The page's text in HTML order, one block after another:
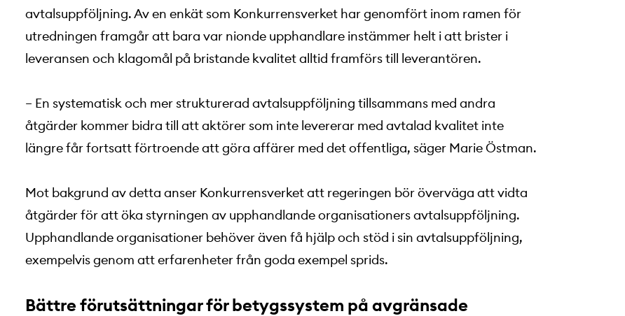
avtalsuppföljning. Av en enkät som Konkurrensverket har genomfört inom ramen för
utredningen framgår att bara var nionde upphandlare instämmer helt i att brister i
leveransen och klagomål på bristande kvalitet alltid framförs till leverantören.
– En systematisk och mer strukturerad avtalsuppföljning tillsammans med andra
åtgärder kommer bidra till att aktörer som inte levererar med avtalad kvalitet inte
längre får fortsatt förtroende att göra affärer med det offentliga, säger Marie Östman.
Mot bakgrund av detta anser Konkurrensverket att regeringen bör överväga att vidta
åtgärder för att öka styrningen av upphandlande organisationers avtalsuppföljning.
Upphandlande organisationer behöver även få hjälp och stöd i sin avtalsuppföljning,
exempelvis genom att erfarenheter från goda exempel sprids.
Bättre förutsättningar för betygssystem på avgränsade